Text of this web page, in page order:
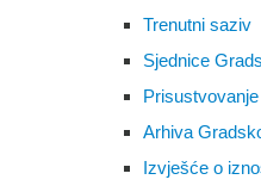
Trenutni saziv
Sjednice
Arhiva
Izvješće o